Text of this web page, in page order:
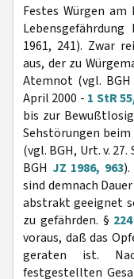
Festes Würgen
1961, 241). Zwar
aus, der zu
Atemnot (vgl.
April 2000 - 1 StR
bis zur
Sehstörungen beim
(vgl. BGH, Urt. v.
BGH JZ 1986, 963
sind demnach
abstrakt geeignet
zu gefährden. § 224
voraus, daß das
geraten ist.
festgestellten